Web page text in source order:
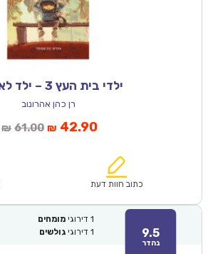
ילדי בית העץ 3 – ילד לא רגיל
רן כהן אהרונוב
₪ 61.00המחיר
₪61.00.
₪ 42.90המחיר
הוא:
כתוב חוות דעת
9.5
נהדר
1 דירוגי מומחים
1 דירוגי גולשים